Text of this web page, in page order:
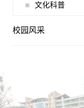
文化科普
校园风采